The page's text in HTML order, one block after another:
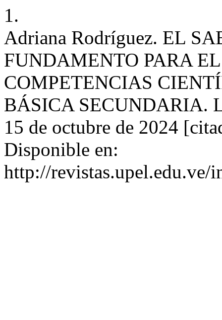
1.
Adriana Rodríguez. EL
FUNDAMENTO PARA
COMPETENCIAS
BÁSICA SECUNDARIA.
15 de octubre de 2024
Disponible en:
http://